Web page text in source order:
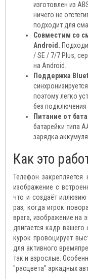
изготовлен из
ничего не
подходит для
Совместим со
Android.
/ SE / 7/7 Plus,
на Android.
Поддержка
поэтому легко
без подключения
Питание от
батарейки типа
зарядка
Как это
Телефон
изображение с
что и создаёт
раз, когда игрок
врага, изображение на
двигается кадр
курок провоцирует
для активного
так и взрослые.
"расцвета" аркадных